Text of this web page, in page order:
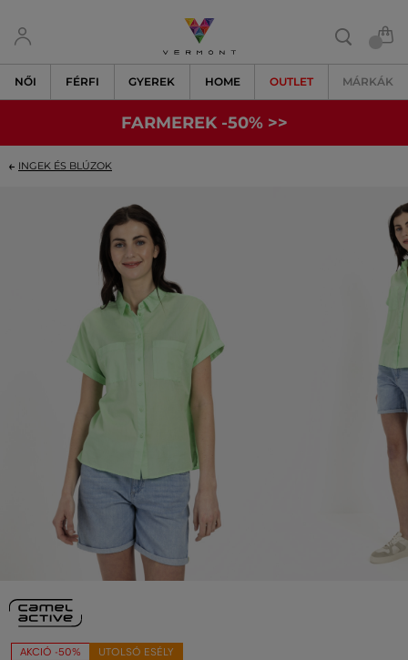
NŐI FÉRFI GYEREK HOME OUTLET MÁRKÁK
FARMEREK -50% >>
INGEK ÉS BLÚZOK
AKCIÓ -50% UTOLSÓ ESÉLY